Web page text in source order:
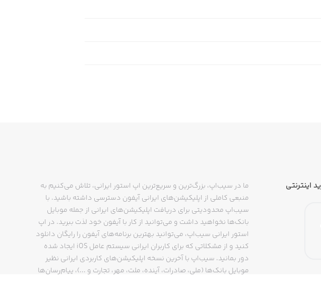
اینترنتی
ما در سیب‌اپ، بزرگ‌ترین و سریع‌ترین اپ استور ایرانی، تلاش می‌کنیم به
منبعی کاملی از اپلیکیشن‌های ایرانی آیفون دسترسی داشته باشید. با
سیب‌اپ محدودیتی برای دریافت اپلیکیشن‌های ایرانی از جمله موبایل
بانک‌ها نخواهید داشت و می‌توانید از کار با آیفون خود لذت ببرید. در اپ
استور ایرانی سیب‌اپ، می‌توانید بهترین برنامه‌های آیفون را رایگان دانلود
کنید و از مشکلاتی که برای کاربران ایرانی سیستم عامل iOS ایجاد شده
دور بمانید. سیب‌اپ با آخرین نسخه اپلیکیشن‌های کاربردی ایرانی نظیر
موبایل بانک‌ها (ملی، صادرات، آینده، ملت، مهر، تجارت و ...)، پیام‌رسان‌ها